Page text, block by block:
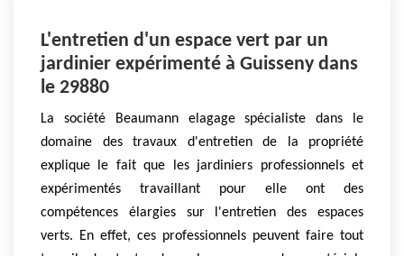
L'entretien d'un espace vert par un
jardinier expérimenté à Guisseny dans
le 29880
La société Beaumann elagage spécialiste dans le
domaine des travaux d'entretien de la propriété
explique le fait que les jardiniers professionnels et
expérimentés travaillant pour elle ont des
compétences élargies sur l'entretien des espaces
verts. En effet, ces professionnels peuvent faire tout